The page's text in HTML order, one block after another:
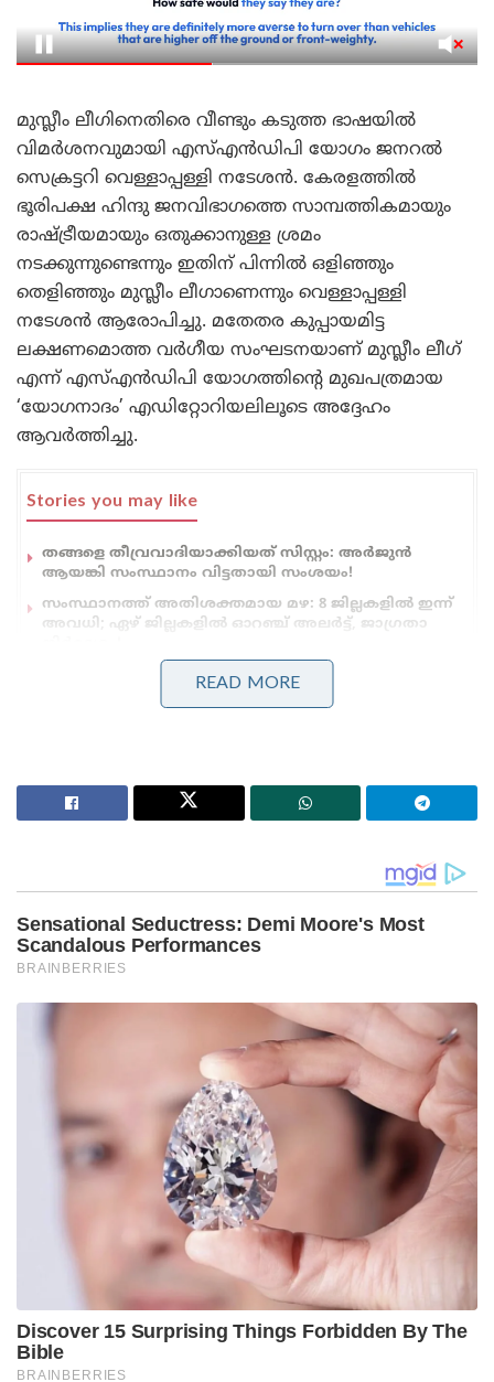
മുസ്ലീം ലീഗിനെതിരെ വീണ്ടും കടുത്ത ഭാഷയിൽ
വിമർശനവുമായി എസ്എൻഡിപി യോഗം ജനറൽ
സെക്രട്ടറി വെള്ളാപ്പള്ളി നടേശൻ. കേരളത്തിൽ
ഭൂരിപക്ഷ ഹിന്ദു ജനവിഭാഗത്തെ സാമ്പത്തികമായും
രാഷ്ട്രീയമായും ഒതുക്കാനുള്ള ശ്രമം
നടക്കുന്നുണ്ടെന്നും ഇതിന് പിന്നിൽ ഒളിഞ്ഞും
തെളിഞ്ഞും മുസ്ലീം ലീഗാണെന്നും വെള്ളാപ്പള്ളി
നടേശൻ ആരോപിച്ചു. മതേതര കുപ്പായമിട്ട
ലക്ഷണമൊത്ത വർഗീയ സംഘടനയാണ് മുസ്ലീം ലീഗ്
എന്ന് എസ്എൻഡിപി യോഗത്തിന്റെ മുഖപത്രമായ
‘യോഗനാദം’ എഡിറ്റോറിയലിലൂടെ അദ്ദേഹം
ആവർത്തിച്ചു.
Stories you may like
തങ്ങളെ തീവ്രവാദിയാക്കിയത് സിസ്റ്റം: അർജുൻ
ആയങ്കി സംസ്ഥാനം വിട്ടതായി സംശയം!
സംസ്ഥാനത്ത് അതിശക്തമായ മഴ: 8 ജില്ലകളിൽ ഇന്ന്
അവധി; ഏഴ് ജില്ലകളിൽ ഓറഞ്ച് അലർട്ട്, ജാഗ്രതാ
സ്റ്റാഫുകളും, ആ വകുപ്പുകളിലെ പ്രധാന
ഇതിന്റെ കൃത്യമായ തെളിവ് ലഭിക്കുമെന്നും അദ്ദേഹം
ചൂണ്ടിക്കാട്ടി. ‘മതമാണ് പ്രശ്നം’ എന്ന് മുൻപ് ലീഗ്
നേതാവ് കെ.എം. ഷാജി നടത്തിയ പ്രസംഗം
കേരളത്തിൽ ആരും മറന്നിട്ടില്ലെന്നും വെള്ളാപ്പള്ളി
ഓർമ്മിപ്പിച്ചു. ലീഗിനെ രാഷ്ട്രീയമായി
എതിർക്കുന്നവർക്ക് പോലും ഇത്തരം
യാഥാർത്ഥ്യങ്ങൾ തുറന്നുകാട്ടാൻ ഭയമാണ്. എന്നാൽ
തനിക്ക് ആ ഭയമില്ലെന്നും ഇതിന്റെ പേരിൽ തന്നെ
വർഗീയവാദിയാക്കാൻ ശ്രമിക്കുന്നവർ അങ്ങനെ
ചെയ്തോട്ടെയെന്നും വെള്ളാപ്പള്ളി വെല്ലുവിളിച്ചു.
കേരളത്തിലെ ചില സാമൂഹ്യയാഥാർത്ഥ്യങ്ങൾ
തുറന്നുപറഞ്ഞതിന്റെ പേരിൽ തന്നെ ചിലർ
തിരഞ്ഞുപിടിച്ച് ആക്ഷേപിക്കുകയാണെന്നും
വെള്ളാപ്പള്ളി നടേശൻ ആരോപിച്ചു. ഇതൊരു
തെറ്റായാണ് വ്യാഖ്യാനിക്കുന്നതെങ്കിൽ, ആ തെറ്റ്
പൂർവ്വാധികം ശക്തിയോടെ തുടരാൻ തന്നെയാണ്
തന്റെ തീരുമാനം. ഇത്തരം ഉമ്മാക്കികൾക്ക് മുന്നിൽ
ഭയന്നോടുന്നവനല്ല താനെന്നും തന്റെ സംഘടനയെന്നും
READ MORE